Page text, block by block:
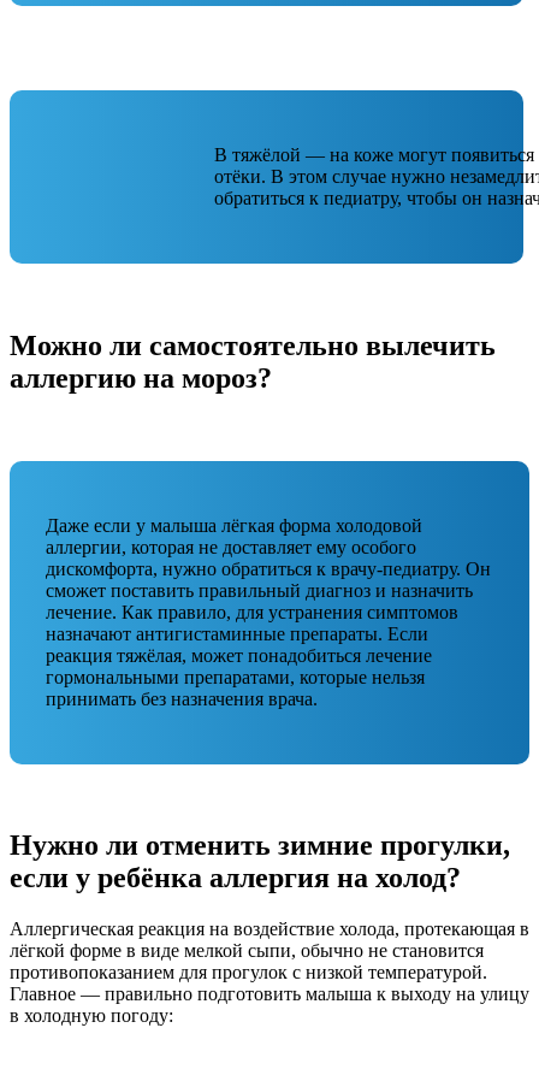
В тяжёлой — на коже могут
отёки. В этом случае нужно
обратиться к педиатру, чтобы он
Можно ли самостоятельно вылечить
аллергию на мороз?
Даже если у малыша лёгкая форма холодовой
аллергии, которая не доставляет ему особого
дискомфорта, нужно обратиться к врачу-педиатру. Он
сможет поставить правильный диагноз и назначить
лечение. Как правило, для устранения симптомов
назначают антигистаминные препараты. Если
реакция тяжёлая, может понадобиться лечение
гормональными препаратами, которые нельзя
принимать без назначения врача.
Нужно ли отменить зимние прогулки,
если у ребёнка аллергия на холод?
Аллергическая реакция на воздействие холода, протекающая в
лёгкой форме в виде мелкой сыпи, обычно не становится
противопоказанием для прогулок с низкой температурой.
Главное — правильно подготовить малыша к выходу на улицу
в холодную погоду: